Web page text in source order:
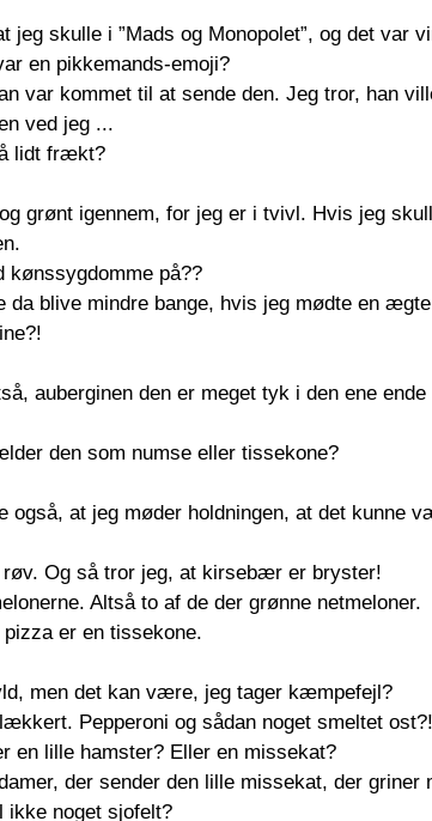
jeg skulle i ”Mads og Monopolet”, og det var
en pikkemands-emoji?
var kommet til at sende den. Jeg tror, han
ved jeg ...
lidt frækt?
grønt igennem, for jeg er i tvivl. Hvis jeg
kønssygdomme på??
da blive mindre bange, hvis jeg mødte en
auberginen den er meget tyk i den ene ende
den som numse eller tissekone?
også, at jeg møder holdningen, at det kunne
Og så tror jeg, at kirsebær er bryster!
Altså to af de der grønne netmeloner.
er en tissekone.
men det kan være, jeg tager kæmpefejl?
Pepperoni og sådan noget smeltet ost?!
en lille hamster? Eller en missekat?
der sender den lille missekat, der griner
ikke noget sjofelt?